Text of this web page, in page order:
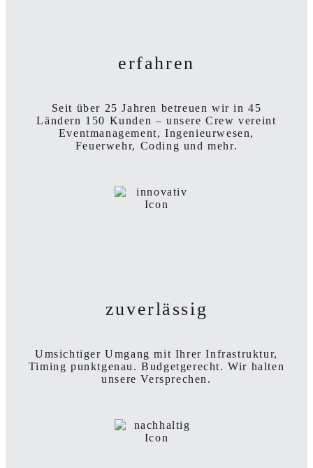
erfahren
Seit über 25 Jahren betreuen wir in 45
Ländern 150 Kunden – unsere Crew vereint
Event­management, Ingenieur­wesen,
Feuerwehr, Coding und mehr.
zuverlässig
Umsichtiger Umgang mit Ihrer Infrastruktur,
Timing punktgenau. Budgetgerecht. Wir halten
unsere Versprechen.